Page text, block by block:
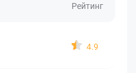
Рейтинг
4.9